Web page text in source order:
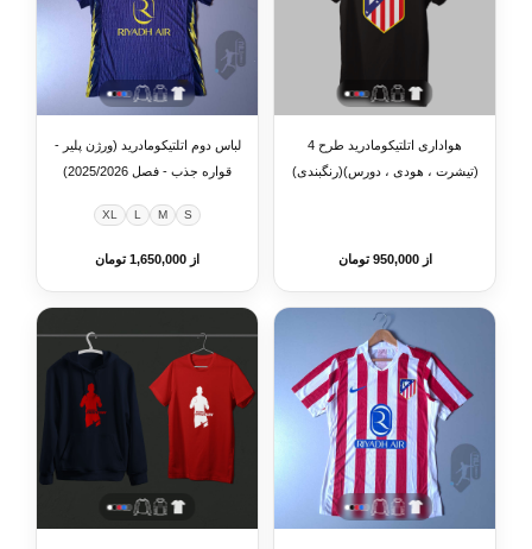
هواداری اتلتیکومادرید طرح 4
(تیشرت ، هودی ، دورس)(رنگبندی)
از 950,000 تومان
لباس دوم اتلتیکومادرید (ورژن پلیر -
قواره جذب - فصل 2025/2026)
S
M
L
XL
از 1,650,000 تومان